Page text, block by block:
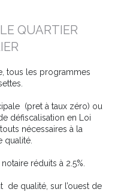
QUARTIER
tous les programmes
(pret à taux zéro) ou
défiscalisation en Loi
nécessaires à la
qualité.
réduits à 2.5%.
de qualité, sur l’ouest de